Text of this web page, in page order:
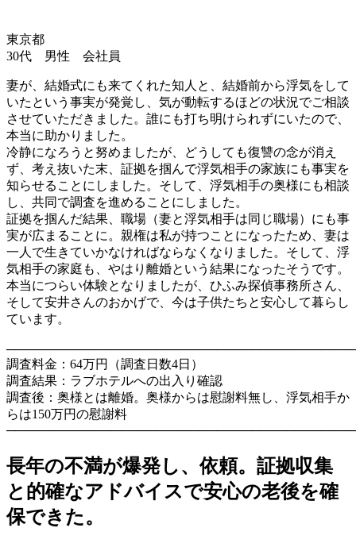
東京都
30代 男性 会社員
妻が、結婚式にも来てくれた知人と、結婚前から浮気をして
いたという事実が発覚し、気が動転するほどの状況でご相談
させていただきました。誰にも打ち明けられずにいたので、
本当に助かりました。
冷静になろうと努めましたが、どうしても復讐の念が消え
ず、考え抜いた末、証拠を掴んで浮気相手の家族にも事実を
知らせることにしました。そして、浮気相手の奥様にも相談
し、共同で調査を進めることにしました。
証拠を掴んだ結果、職場（妻と浮気相手は同じ職場）にも事
実が広まることに。親権は私が持つことになったため、妻は
一人で生きていかなければならなくなりました。そして、浮
気相手の家庭も、やはり離婚という結果になったそうです。
本当につらい体験となりましたが、ひふみ探偵事務所さん、
そして安井さんのおかげで、今は子供たちと安心して暮らし
ています。
調査料金：64万円（調査日数4日）
調査結果：ラブホテルへの出入り確認
調査後：奥様とは離婚。奥様からは慰謝料無し、浮気相手か
らは150万円の慰謝料
長年の不満が爆発し、依頼。証拠収集
と的確なアドバイスで安心の老後を確
保できた。